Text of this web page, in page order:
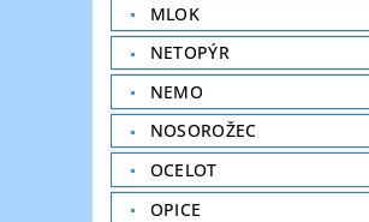
MLOK
NETOPÝR
NEMO
NOSOROŽEC
OCELOT
OPICE